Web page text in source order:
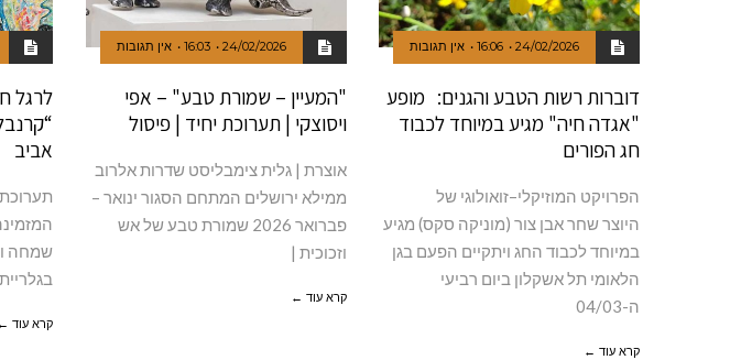
24/02/2026
16:06 אין תגובות
דוברות רשות הטבע והגנים: מופע
"אגדה חיה" מגיע במיוחד לכבוד
חג הפורים
הפרויקט המוזיקלי–זואולוגי של
היוצר שחר אבן צור (מוניקה סקס) מגיע
במיוחד לכבוד החג ויתקיים הפעם בגן
הלאומי תל אשקלון ביום רביעי
ה-04/03
קרא עוד ←
24/02/2026
16:03 אין תגובות
"המעיין – שמורת טבע" – אפי
ויסוצקי | תערוכת יחיד | פיסול
אוצרת | גלית צימבליסט שדרות אלרוב
ממילא ירושלים המתחם הסגור ינואר –
פברואר 2026 שמורת טבע של אש
וזכוכית |
קרא עוד ←
לרגל
אביב
שמחה
קרא עוד ←